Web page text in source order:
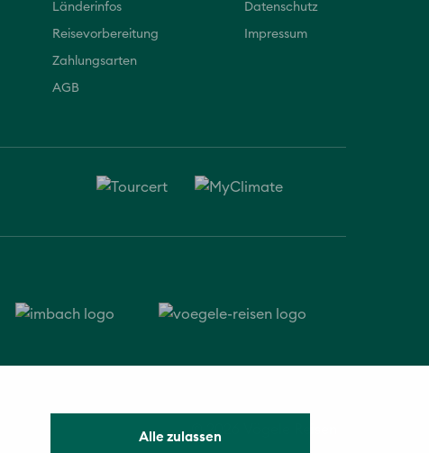
Alle zulassen
Länderinfos
Reisevorbereitung
Zahlungsarten
AGB
Datenschutz
Impressum